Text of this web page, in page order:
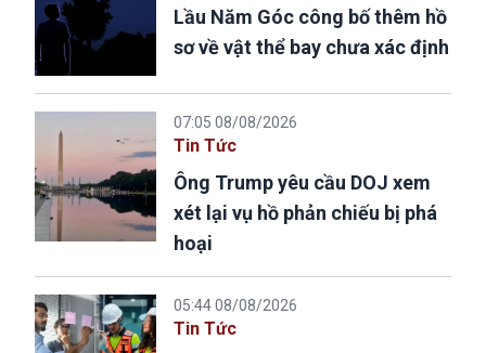
Lầu Năm Góc công bố thêm hồ
sơ về vật thể bay chưa xác định
07:05 08/08/2026
Tin Tức
Ông Trump yêu cầu DOJ xem
xét lại vụ hồ phản chiếu bị phá
hoại
05:44 08/08/2026
Tin Tức